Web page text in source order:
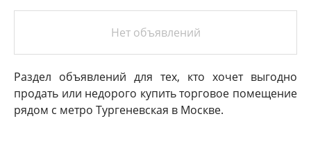
Нет объявлений
Раздел объявлений для тех, кто хочет выгодно
продать или недорого купить торговое помещение
рядом с метро Тургеневская в Москве.